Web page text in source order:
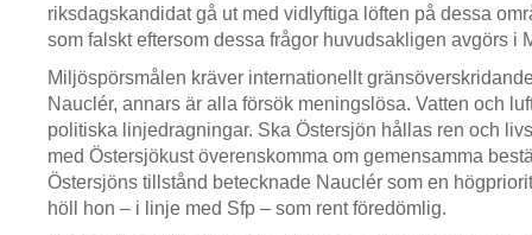
riksdagskandidat gå ut med vidlyftiga löften på dessa
som falskt eftersom dessa frågor huvudsakligen avgörs i
Miljöspörsmålen kräver internationellt
Nauclér, annars är alla försök meningslösa. Vatten och
politiska linjedragningar. Ska Östersjön hållas ren och
med Östersjökust överenskomma om gemensamma
Östersjöns tillstånd betecknade Nauclér som en
höll hon – i linje med Sfp – som rent föredömlig.